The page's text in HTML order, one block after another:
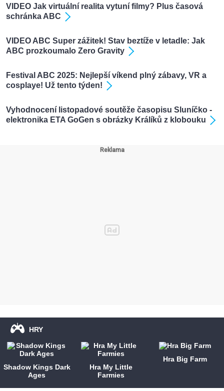
VIDEO Jak virtuální realita vytuní filmy? Plus časová
schránka ABC
VIDEO ABC Super zážitek! Stav beztíže v letadle: Jak
ABC prozkoumalo Zero Gravity
Festival ABC 2025: Nejlepší víkend plný zábavy, VR a
cosplaye! Už tento týden!
Vyhodnocení listopadové soutěže časopisu Sluníčko -
elektronika ETA GoGen s obrázky Králíků z klobouku
HRY
Shadow Kings Dark
Ages
Hra My Little
Farmies
Hra Big Farm